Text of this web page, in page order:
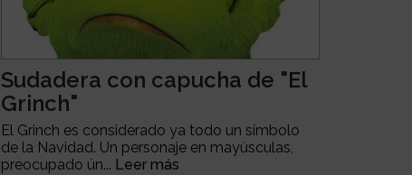
Sudadera con capucha de "El
Grinch"
El Grinch es considerado ya todo un símbolo
de la Navidad. Un personaje en mayúsculas,
preocupado ún... Leer más